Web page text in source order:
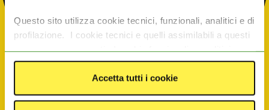
Questo sito utilizza cookie tecnici, funzionali, analitici e di
profilazione. I cookie tecnici e quelli assimilabili a questi
sono sempre presenti. I cookie funzionali e analitici
consentono di migliorare le funzionalità del sito
monitorando l’utilizzo del sito stesso. I cookie di
profilazione e le tecnologie assimilabili, quali pixel e tag,
Accetta tutti i cookie